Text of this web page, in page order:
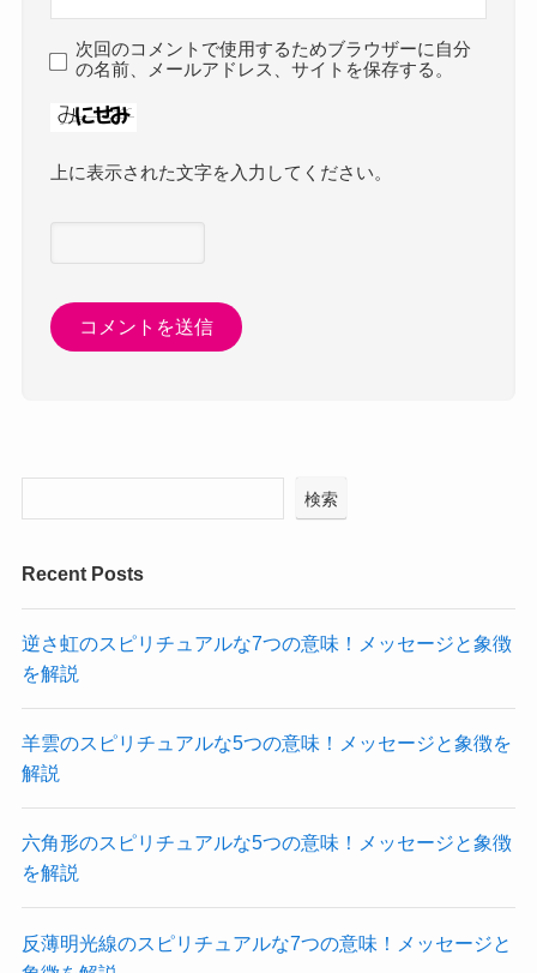
次回のコメントで使用するためブラウザーに自分
の名前、メールアドレス、サイトを保存する。
上に表示された文字を入力してください。
検索
Recent Posts
逆さ虹のスピリチュアルな7つの意味！メッセージと象徴
を解説
羊雲のスピリチュアルな5つの意味！メッセージと象徴を
解説
六角形のスピリチュアルな5つの意味！メッセージと象徴
を解説
反薄明光線のスピリチュアルな7つの意味！メッセージと